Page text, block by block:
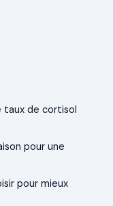
taux de cortisol
pour une
pour mieux